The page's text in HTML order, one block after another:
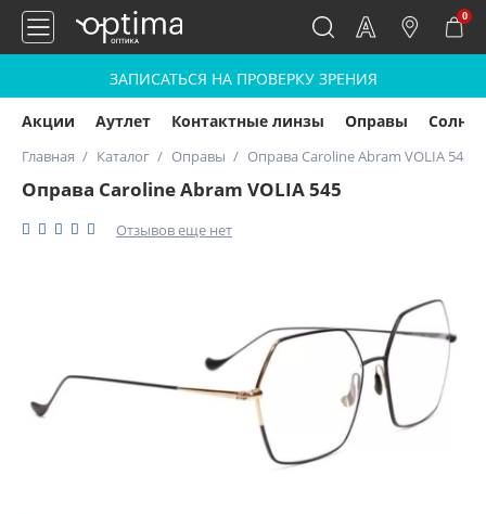
0
ЗАПИСАТЬСЯ НА ПРОВЕРКУ ЗРЕНИЯ
Акции Аутлет Контактные линзы Оправы
Главная Каталог Оправы Оправа Caroline Abram VOLIA 545
Оправа Caroline Abram VOLIA 545
Отзывов еще нет